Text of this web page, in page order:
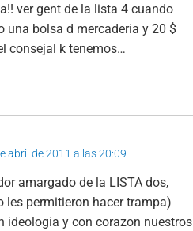
ver gent de la lista 4 cuando
una bolsa d mercaderia y 20 $
consejal k tenemos…
abril de 2011 a las 20:09
amargado de la LISTA dos,
les permitieron hacer trampa)
ideologia y con corazon nuestros